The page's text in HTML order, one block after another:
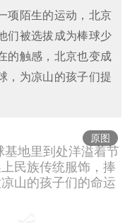
项陌生的运动，北京
们被选拔成为棒球少
的触感，北京也变成
，为凉山的孩子们提
原图
基地里到处洋溢着节
民族传统服饰，捧
山的孩子们的命运